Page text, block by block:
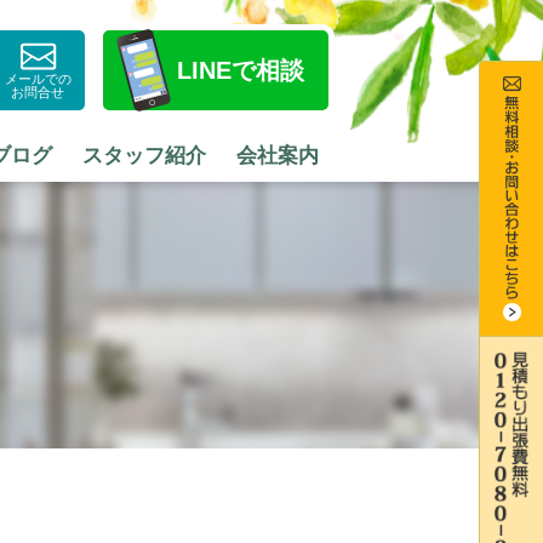
メールでの
お問合せ
LINEで相談
ログ スタッフ紹介 会社案内